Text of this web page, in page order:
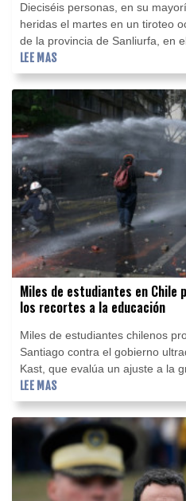
Dieciséis personas, en su
heridas el martes en un tiroteo
de la provincia de Sanliurfa, en
el gobernador local.
LEE MAS
Miles de estudiantes en
los recortes a la educación
Miles de estudiantes chilenos
Santiago contra el gobierno
Kast, que evalúa un ajuste a la
luego de que redujo el
Educación, constató la AFP.
LEE MAS